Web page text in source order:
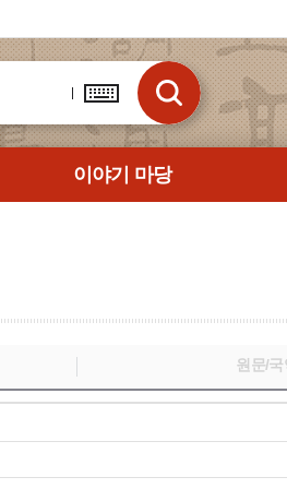
이야기 마당
원문/국